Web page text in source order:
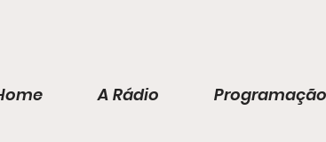
A Rádio Programação